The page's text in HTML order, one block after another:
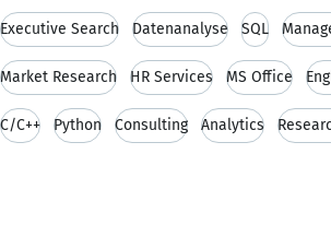
Executive Search Datenanalyse SQL
Market Research HR Services MS Office
C/C++ Python Consulting Analytics